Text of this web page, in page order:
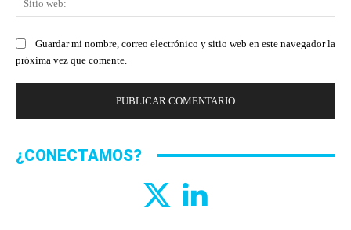
Guardar mi nombre, correo electrónico y sitio web en este navegador la
próxima vez que comente.
¿CONECTAMOS?